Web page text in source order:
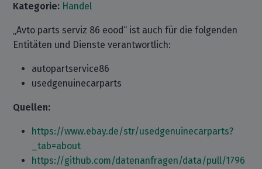
Kategorie: Handel
„Avto parts serviz 86 eood“ ist auch für die folgenden
Entitäten und Dienste verantwortlich:
autopartservice86
usedgenuinecarparts
Quellen:
https://www.ebay.de/str/usedgenuinecarparts?
_tab=about
https://github.com/datenanfragen/data/pull/1796